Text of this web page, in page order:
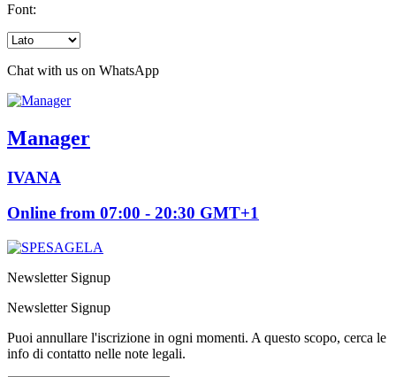
Font:
Chat with us on WhatsApp
Manager
IVANA
Online from 07:00 - 20:30 GMT+1
Newsletter Signup
Newsletter Signup
Puoi annullare l'iscrizione in ogni momenti. A questo scopo, cerca le
info di contatto nelle note legali.